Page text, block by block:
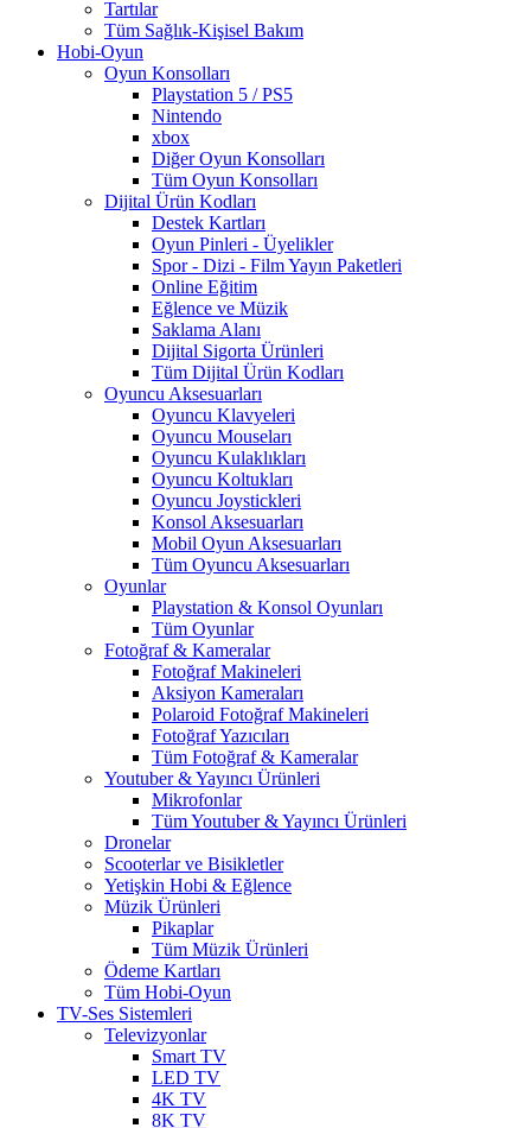
Tartılar
Tüm Sağlık-Kişisel Bakım
Hobi-Oyun
Oyun Konsolları
Playstation 5 / PS5
Nintendo
xbox
Diğer Oyun Konsolları
Tüm Oyun Konsolları
Dijital Ürün Kodları
Destek Kartları
Oyun Pinleri - Üyelikler
Spor - Dizi - Film Yayın Paketleri
Online Eğitim
Eğlence ve Müzik
Saklama Alanı
Dijital Sigorta Ürünleri
Tüm Dijital Ürün Kodları
Oyuncu Aksesuarları
Oyuncu Klavyeleri
Oyuncu Mouseları
Oyuncu Kulaklıkları
Oyuncu Koltukları
Oyuncu Joystickleri
Konsol Aksesuarları
Mobil Oyun Aksesuarları
Tüm Oyuncu Aksesuarları
Oyunlar
Playstation & Konsol Oyunları
Tüm Oyunlar
Fotoğraf & Kameralar
Fotoğraf Makineleri
Aksiyon Kameraları
Polaroid Fotoğraf Makineleri
Fotoğraf Yazıcıları
Tüm Fotoğraf & Kameralar
Youtuber & Yayıncı Ürünleri
Mikrofonlar
Tüm Youtuber & Yayıncı Ürünleri
Dronelar
Scooterlar ve Bisikletler
Yetişkin Hobi & Eğlence
Müzik Ürünleri
Pikaplar
Tüm Müzik Ürünleri
Ödeme Kartları
Tüm Hobi-Oyun
TV-Ses Sistemleri
Televizyonlar
Smart TV
LED TV
4K TV
8K TV